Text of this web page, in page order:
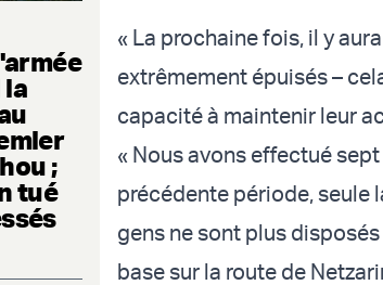
la
;
tué
« La prochaine fois, il y
extrêmement épuisés –
capacité à maintenir leur
« Nous avons effectué
précédente période, seule
gens ne sont plus
base sur la route de